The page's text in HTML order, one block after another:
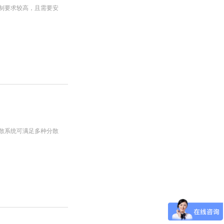
要求较高，且需要安
系统可满足多种分散